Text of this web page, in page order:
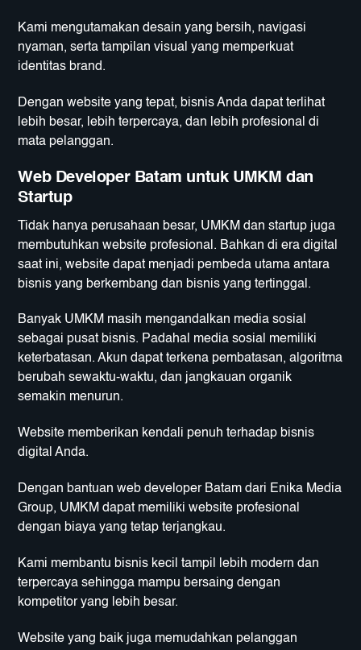
Kami mengutamakan desain yang bersih, navigasi
nyaman, serta tampilan visual yang memperkuat
identitas brand.
Dengan website yang tepat, bisnis Anda dapat terlihat
lebih besar, lebih terpercaya, dan lebih profesional di
mata pelanggan.
Web Developer Batam untuk UMKM dan
Startup
Tidak hanya perusahaan besar, UMKM dan startup juga
membutuhkan website profesional. Bahkan di era digital
saat ini, website dapat menjadi pembeda utama antara
bisnis yang berkembang dan bisnis yang tertinggal.
Banyak UMKM masih mengandalkan media sosial
sebagai pusat bisnis. Padahal media sosial memiliki
keterbatasan. Akun dapat terkena pembatasan, algoritma
berubah sewaktu-waktu, dan jangkauan organik
semakin menurun.
Website memberikan kendali penuh terhadap bisnis
digital Anda.
Dengan bantuan web developer Batam dari Enika Media
Group, UMKM dapat memiliki website profesional
dengan biaya yang tetap terjangkau.
Kami membantu bisnis kecil tampil lebih modern dan
terpercaya sehingga mampu bersaing dengan
kompetitor yang lebih besar.
Website yang baik juga memudahkan pelanggan